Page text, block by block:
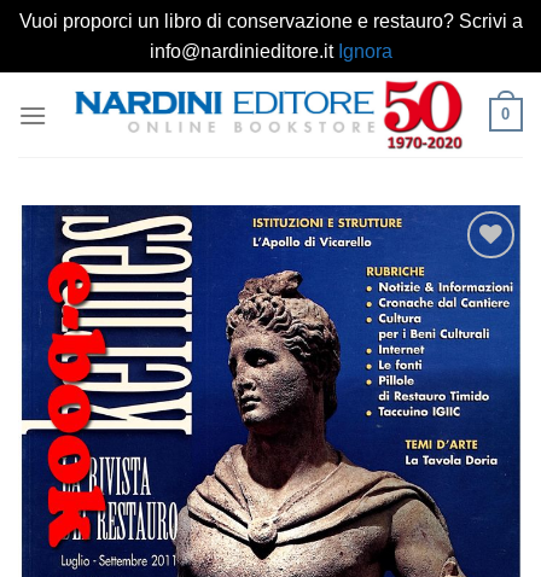
Vuoi proporci un libro di conservazione e restauro? Scrivi a
info@nardinieditore.it Ignora
0
Aggiungi
alla lista
dei
desideri